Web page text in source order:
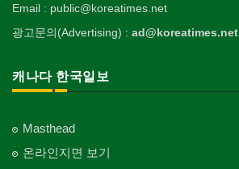
Email : public@koreatimes.net
광고문의(Advertising) : ad@koreatimes.net
캐나다 한국일보
Masthead
온라인지면 보기